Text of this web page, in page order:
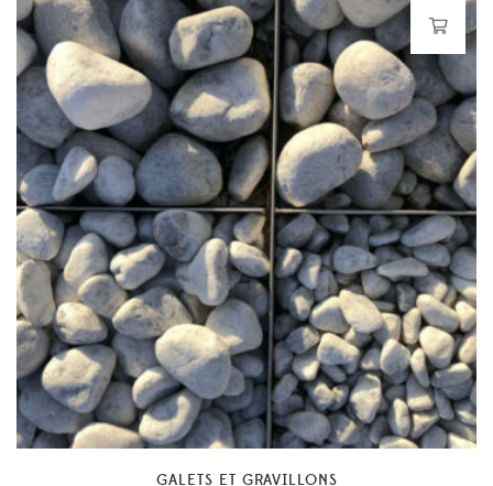
GALETS ET GRAVILLONS